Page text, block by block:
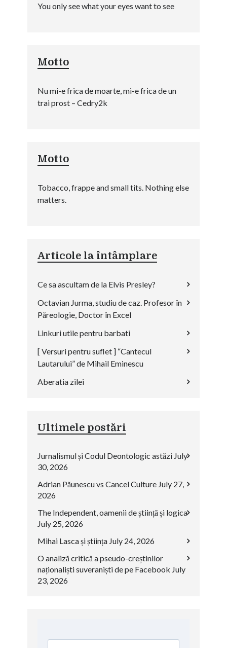
You only see what your eyes want to see
Motto
Nu mi-e frica de moarte, mi-e frica de un
trai prost – Cedry2k
Motto
Tobacco, frappe and small tits. Nothing else
matters.
Articole la întâmplare
Ce sa ascultam de la Elvis Presley?
Octavian Jurma, studiu de caz. Profesor în
Păreologie, Doctor în Excel
Linkuri utile pentru barbati
[ Versuri pentru suflet ] “Cantecul
Lautarului” de Mihail Eminescu
Aberatia zilei
Ultimele postări
Jurnalismul și Codul Deontologic astăzi July
30, 2026
Adrian Păunescu vs Cancel Culture July 27,
2026
The Independent, oamenii de știință și logica
July 25, 2026
Mihai Lasca și știința July 24, 2026
O analiză critică a pseudo-creștinilor
naționaliști suveraniști de pe Facebook July
23, 2026